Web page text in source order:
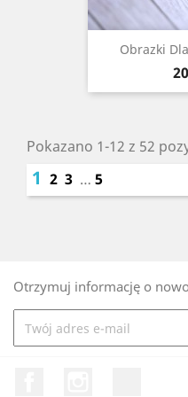
Obrazki
Pokazano 1-12 z 52
1 2 3 … 5
Otrzymuj informację o